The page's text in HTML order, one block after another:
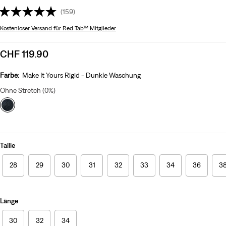
(159)
Kostenloser Versand für Red Tab™ Mitglieder
Sale
is
CHF 119.90
Farbe: Make It Yours Rigid - Dunkle Waschung
Ohne Stretch (0%)
Taille
28 29 30 31 32 33 34 36
Länge
30 32 34